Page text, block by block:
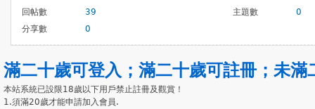
回帖數
39 主題數
0
分享數
0
滿二十歲可登入 ； 滿二十歲可註冊 ； 未滿
本站系統已設限18歲以下用戶禁止註冊及觀賞！
1.須滿20歲才能申請加入會員.